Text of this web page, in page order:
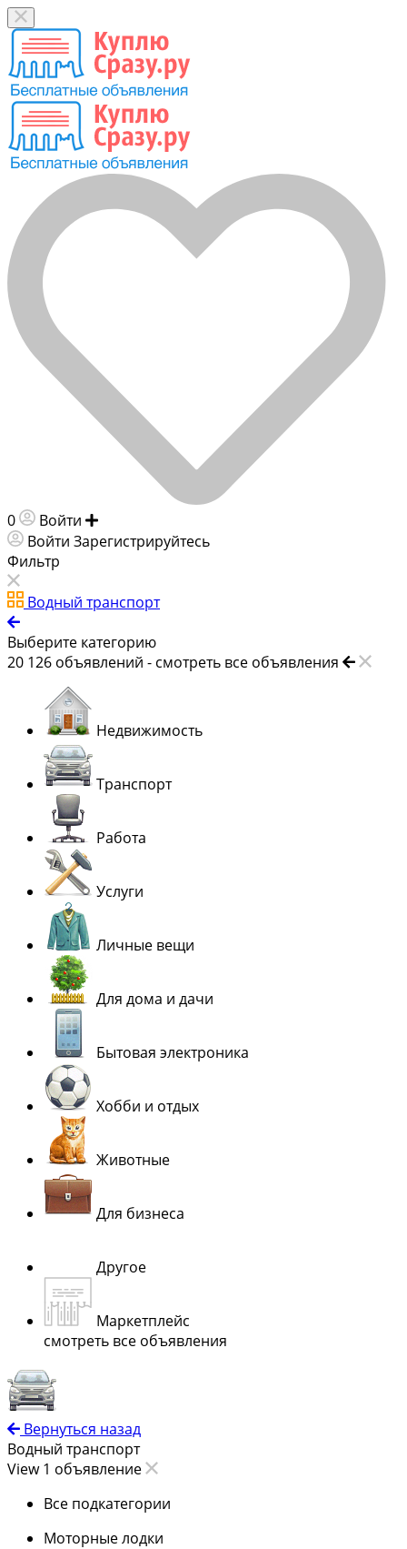
0 Войти
Войти Зарегистрируйтесь
Фильтр
Водный транспорт
Выберите категорию
20 126 объявлений - смотреть все объявления
Недвижимость
Транспорт
Работа
Услуги
Личные вещи
Для дома и дачи
Бытовая электроника
Хобби и отдых
Животные
Для бизнеса
Другое
Маркетплейс
смотреть все объявления
Вернуться назад
Водный транспорт
View 1 объявление
Все подкатегории
Моторные лодки